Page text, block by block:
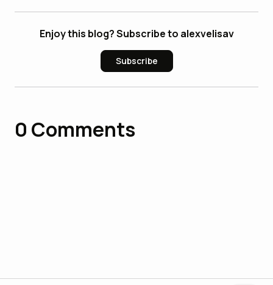
Enjoy this blog? Subscribe to alexvelisav
Subscribe
0 Comments